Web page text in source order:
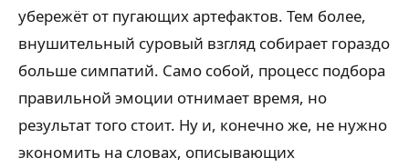
убережёт от пугающих артефактов. Тем более,
внушительный суровый взгляд собирает гораздо
больше симпатий. Само собой, процесс подбора
правильной эмоции отнимает время, но
результат того стоит. Ну и, конечно же, не нужно
экономить на словах, описывающих